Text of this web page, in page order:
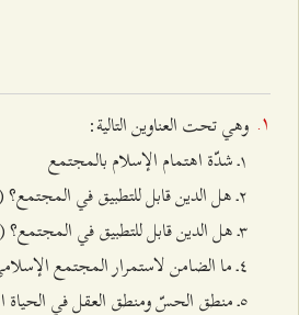
وهي تحت العناوين التالية:
۱ـشدّة اهتمام الإسلام بالمجتمع
٢ـهل الدين قابل للتطبيق في المجتمع؟
٣ـهل الدين قابل للتطبيق في المجتمع؟(٢)
٤ـما الضامن لاستمرار المجتمع
٥ـمنطق الحسّ ومنطق العقل في الحياة